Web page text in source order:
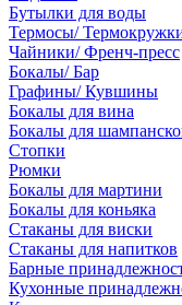
Бутылки для воды
Термосы/
Чайники/ Френч-пресс
Бокалы/ Бар
Графины/ Кувшины
Бокалы для вина
Бокалы для
Стопки
Рюмки
Бокалы для мартини
Бокалы для коньяка
Стаканы для виски
Стаканы для напитков
Барные
Кухонные